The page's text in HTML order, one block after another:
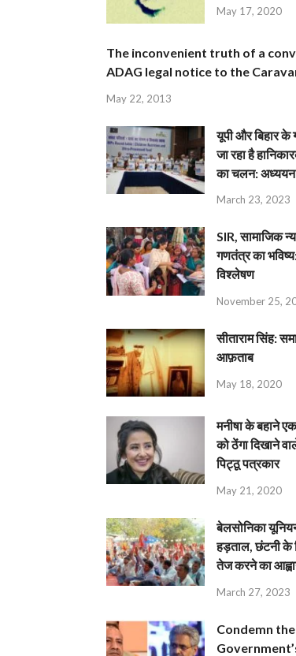
May 17, 2020
The inconvenient truth of a
ADAG legal notice to the
May 22, 2013
यूपी और बिहार के
जा रहा है
का चलन: अध्ययन
March 23, 2023
SIR, सामाजिक
गणतंत्र का
विश्लेषण
November 25,
सीताराम सिंह:
आफ़ताब
May 18, 2020
मनीषा के बहाने
को ठेंगा दिखाने
पिट्ठू पत्रकार
May 21, 2020
बेलसोनिका
हड़ताल, छंटनी
तेज करने का
March 27, 2023
Condemn the